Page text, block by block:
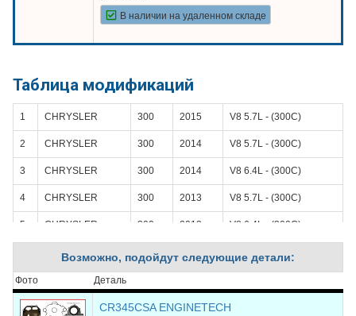
В наличии на удаленном складе
Таблица модификаций
1 CHRYSLER 300 2015 V8 5.7L - (300С)
2 CHRYSLER 300 2014 V8 5.7L - (300С)
3 CHRYSLER 300 2014 V8 6.4L - (300С)
4 CHRYSLER 300 2013 V8 5.7L - (300С)
5 CHRYSLER 300 2013 V8 6.4L - (300С)
CHRYSLER 300
7 CHRYSLER
8 CHRYSLER 300 2011 V8 5.7L - (300С)
Возможно, подойдут следующие детали:
Фото Деталь
CR345CSA ENGINETECH